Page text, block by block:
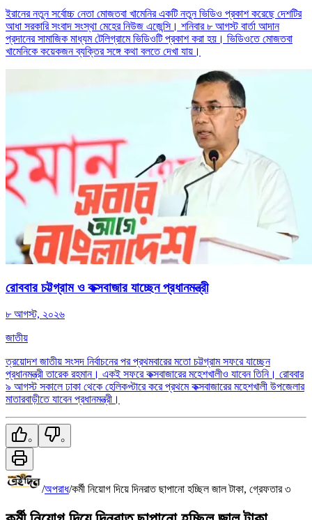
ইরানের নতুন সর্বোচ্চ নেতা মোজতবা খামেনির একটি নতুন ভিডিও প্রকাশ করেছে দেশটির
আধা সরকারি সংবাদ সংস্থা মেহের নিউজ এজেন্সি। শনিবার ৮ আগস্ট বার্তা আদান
প্রদানের সামাজিক মাধ্যম টেলিগ্রামে ভিডিওটি প্রকাশ করা হয়। ভিডিওতে মোজতবা
খামেনিকে কয়েকজন ব্যক্তির সঙ্গে কথা বলতে দেখা যায়।
রোববার চট্টগ্রাম ও কক্সবাজার যাচ্ছেন প্রধানমন্ত্রী
৮ আগস্ট, ২০২৬
জাতীয়
ত্রয়োদশ জাতীয় সংসদ নির্বাচনের পর প্রথমবারের মতো চট্টগ্রাম সফরে যাচ্ছেন
প্রধানমন্ত্রী তারেক রহমান। একই সফরে কক্সবাজারের মহেশখালীও যাবেন তিনি। রোববার
৯ আগস্ট সকালে ঢাকা থেকে হেলিকপ্টারে করে প্রথমে কক্সবাজারের মহেশখালী উপজেলার
মাতারবাড়ীতে যাবেন প্রধানমন্ত্রী।
০ ০
/অপরাধ/কর্মী নিয়োগ দিয়ে দিনরাত ছাপানো হচ্ছিল জাল টাকা, গ্রেফতার ৩